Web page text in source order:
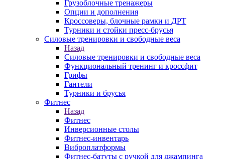
Грузоблочные тренажеры
Опции и дополнения
Кроссоверы, блочные рамки и ДРТ
Турники и стойки пресс-брусья
Силовые тренировки и свободные веса
Назад
Силовые тренировки и свободные веса
Функциональный тренинг и кроссфит
Грифы
Гантели
Турники и брусья
Фитнес
Назад
Фитнес
Инверсионные столы
Фитнес-инвентарь
Виброплатформы
Фитнес-батуты с ручкой для джампинга